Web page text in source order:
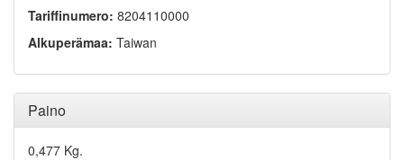
Tariffinumero: 8204110000
Alkuperämaa: Taiwan
Paino
0,477 Kg.